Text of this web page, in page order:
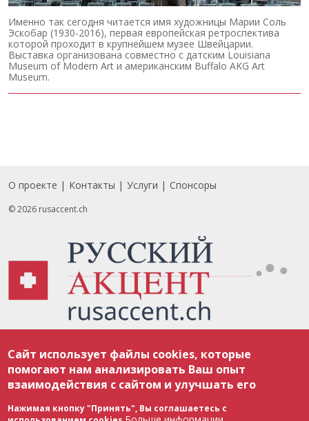
Именно так сегодня читается имя художницы Марии Соль
Эскобар (1930-2016), первая европейская ретроспектива
которой проходит в крупнейшем музее Швейцарии.
Выставка организована совместно с датским Louisiana
Museum of Modern Art и американским Buffalo AKG Art
Museum.
Footer
О проекте Контакты Услуги Спонсоры
© 2026 rusaccent.ch
соответствии с законодательством Швейцарии об авторском праве и
международными соглашениями. Полное или частичное использование
материалов возможно только с разрешения редакции. В случае полного
или частичного воспроизведения материалов сайта rusaccent.ch,
ОБЯЗАТЕЛЬНА АКТИВНАЯ ГИПЕРССЫЛКА на конкретный заимствованный
текст. Фотоизображения, размещенные редакцией rusaccent.ch, являются
ее исключительной собственностью. Полное или частичное
Сайт использует файлы cookies, которые
помогают нам анализировать Ваш опыт
взаимодействия с сайтом и улучшать его
Нажимая кнопку "Принять", Вы соглашаетесь с